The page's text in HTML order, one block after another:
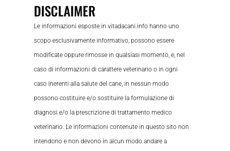
DISCLAIMER
Le informazioni esposte in vitadacani.info hanno uno
scopo esclusivamente informativo, possono essere
modificate oppure rimosse in qualsiasi momento, e, nel
caso di informazioni di carattere veterinario o in ogni
caso inerenti alla salute del cane, in nessun modo
possono costituire e/o sostituire la formulazione di
diagnosi e/o la prescrizione di trattamento medico
veterinario. Le informazioni contenute in questo sito non
intendono e non devono in alcun modo andare a